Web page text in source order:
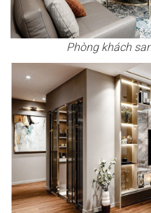
Phòng khách